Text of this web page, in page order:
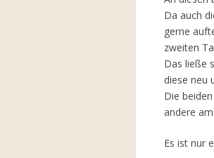
Da auch
gerne
zweiten
Das ließe
diese neu
Die
andere
Es ist nur